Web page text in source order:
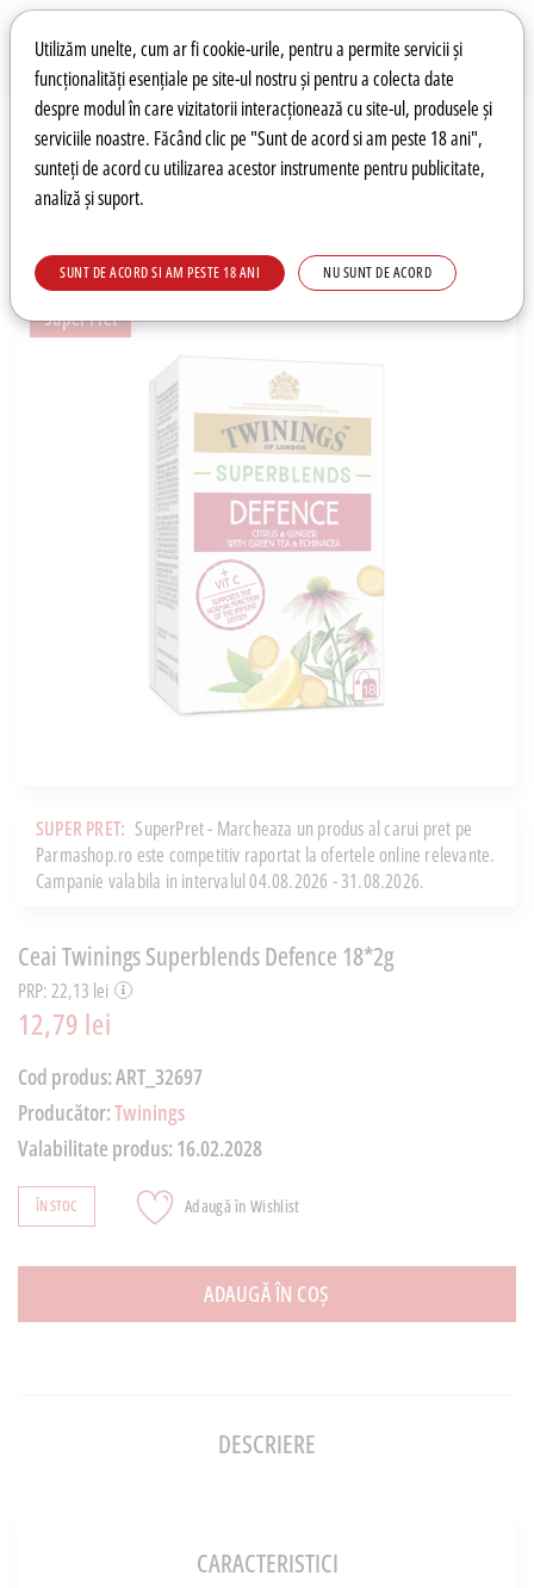
Preferințe pentru cookie-uri
Utilizăm unelte, cum ar fi cookie-urile, pentru a permite servicii și
funcționalități esențiale pe site-ul nostru și pentru a colecta date
despre modul în care vizitatorii interacționează cu site-ul, produsele și
serviciile noastre. Făcând clic pe "Sunt de acord si am peste 18 ani",
sunteți de acord cu utilizarea acestor instrumente pentru publicitate,
analiză și suport.
SUNT DE ACORD SI AM PESTE 18 ANI NU SUNT DE ACORD
Wishlist Autentificare
Super Pret
SUPER PRET: SuperPret - Marcheaza un produs al carui pret pe
Parmashop.ro este competitiv raportat la ofertele online relevante.
Campanie valabila in intervalul 04.08.2026 - 31.08.2026.
Ceai Twinings Superblends Defence 18*2g
PRP: 22,13 lei
12,79 lei
Cod produs:ART_32697
Producător:Twinings
Valabilitate produs: 16.02.2028
ÎN STOC Adaugă în Wishlist
ADAUGĂ ÎN COȘ
DESCRIERE
CARACTERISTICI